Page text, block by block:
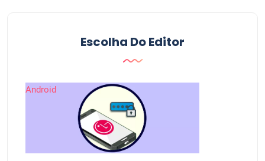
Escolha Do Editor
Android